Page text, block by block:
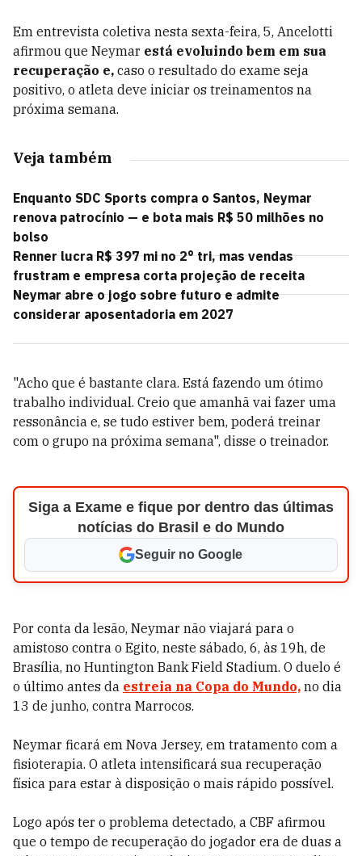
Em entrevista coletiva nesta sexta-feira, 5, Ancelotti
afirmou que Neymar está evoluindo bem em sua
recuperação e, caso o resultado do exame seja
positivo, o atleta deve iniciar os treinamentos na
próxima semana.
Veja também
Enquanto SDC Sports compra o Santos, Neymar
renova patrocínio — e bota mais R$ 50 milhões no
bolso
Renner lucra R$ 397 mi no 2° tri, mas vendas
frustram e empresa corta projeção de receita
Neymar abre o jogo sobre futuro e admite
considerar aposentadoria em 2027
"Acho que é bastante clara. Está fazendo um ótimo
trabalho individual. Creio que amanhã vai fazer uma
ressonância e, se tudo estiver bem, poderá treinar
com o grupo na próxima semana", disse o treinador.
Siga a Exame e fique por dentro das últimas
notícias do Brasil e do Mundo
Seguir no Google
Por conta da lesão, Neymar não viajará para o
amistoso contra o Egito, neste sábado, 6, às 19h, de
Brasília, no Huntington Bank Field Stadium. O duelo é
o último antes da estreia na Copa do Mundo, no dia
13 de junho, contra Marrocos.
Neymar ficará em Nova Jersey, em tratamento com a
fisioterapia. O atleta intensificará sua recuperação
física para estar à disposição o mais rápido possível.
Logo após ter o problema detectado, a CBF afirmou
que o tempo de recuperação do jogador era de duas a